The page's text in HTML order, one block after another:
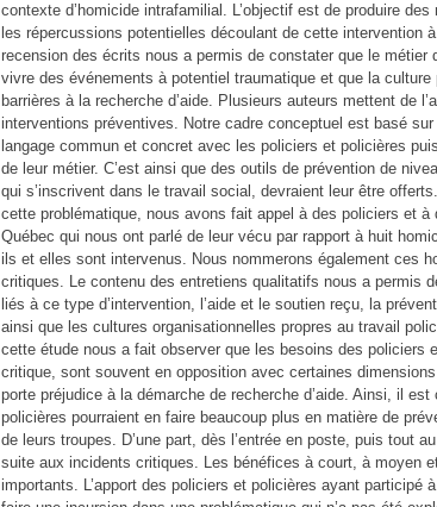
contexte d’homicide intrafamilial. L’objectif est de produire
les répercussions potentielles découlant de cette intervention
recension des écrits nous a permis de constater que le métier
vivre des événements à potentiel traumatique et que la culture
barrières à la recherche d’aide. Plusieurs auteurs mettent de
interventions préventives. Notre cadre conceptuel est basé sur
langage commun et concret avec les policiers et policières
de leur métier. C’est ainsi que des outils de prévention de
qui s’inscrivent dans le travail social, devraient leur être
cette problématique, nous avons fait appel à des policiers et à
Québec qui nous ont parlé de leur vécu par rapport à huit
ils et elles sont intervenus. Nous nommerons également ces
critiques. Le contenu des entretiens qualitatifs nous a permis
liés à ce type d’intervention, l’aide et le soutien reçu, la
ainsi que les cultures organisationnelles propres au travail
cette étude nous a fait observer que les besoins des policiers
critique, sont souvent en opposition avec certaines
porte préjudice à la démarche de recherche d’aide. Ainsi, il
policières pourraient en faire beaucoup plus en matière de
de leurs troupes. D’une part, dès l’entrée en poste, puis tout
suite aux incidents critiques. Les bénéfices à court, à moyen
importants. L’apport des policiers et policières ayant participé